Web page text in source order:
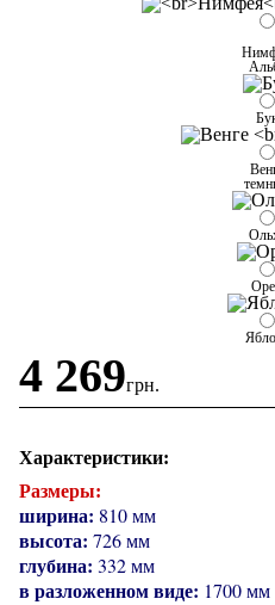
4 269грн.
Характеристики:
Размеры:
ширина: 810 мм
высота: 726 мм
глубина: 332 мм
в разложенном виде: 1700 мм